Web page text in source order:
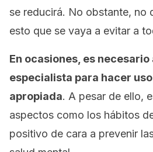
se reducirá. No obstante, no
esto que se vaya a evitar a
En ocasiones, es necesario
especialista para hacer
apropiada. A pesar de ello,
aspectos como los hábitos
positivo de cara a prevenir